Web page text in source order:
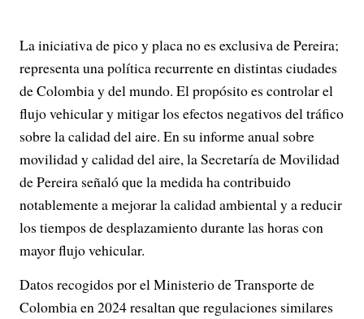
La iniciativa de pico y placa no es exclusiva de Pereira;
representa una política recurrente en distintas ciudades
de Colombia y del mundo. El propósito es controlar el
flujo vehicular y mitigar los efectos negativos del tráfico
sobre la calidad del aire. En su informe anual sobre
movilidad y calidad del aire, la Secretaría de Movilidad
de Pereira señaló que la medida ha contribuido
notablemente a mejorar la calidad ambiental y a reducir
los tiempos de desplazamiento durante las horas con
mayor flujo vehicular.
Datos recogidos por el Ministerio de Transporte de
Colombia en 2024 resaltan que regulaciones similares